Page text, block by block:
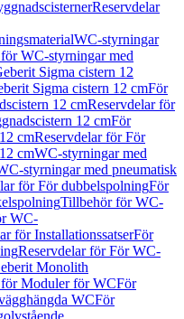
Reservdelar
WC-styrningar
WC-styrningar med
Sigma cistern 12
Sigma cistern 12 cmFör
12 cmReservdelar för
12 cmFör
cmReservdelar för För
cmWC-styrningar med
styrningar med pneumatisk
för För dubbelspolningFör
Tillbehör för WC-
WC-
för InstallationssatserFör
Reservdelar för För WC-
Monolith
för Moduler för WCFör
WCFör